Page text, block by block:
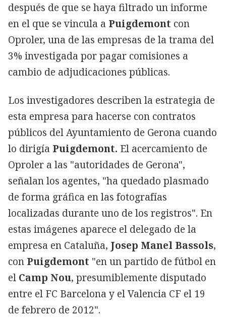
después de que se haya filtrado un informe
en el que se vincula a Puigdemont con
Oproler, una de las empresas de la trama del
3% investigada por pagar comisiones a
cambio de adjudicaciones públicas.
Los investigadores describen la estrategia de
esta empresa para hacerse con contratos
públicos del Ayuntamiento de Gerona cuando
lo dirigía Puigdemont. El acercamiento de
Oproler a las "autoridades de Gerona",
señalan los agentes, "ha quedado plasmado
de forma gráfica en las fotografías
localizadas durante uno de los registros". En
estas imágenes aparece el delegado de la
empresa en Cataluña, Josep Manel Bassols,
con Puigdemont "en un partido de fútbol en
el Camp Nou, presumiblemente disputado
entre el FC Barcelona y el Valencia CF el 19
de febrero de 2012".